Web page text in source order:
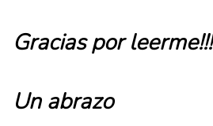
Gracias por leerme!!!
Un abrazo